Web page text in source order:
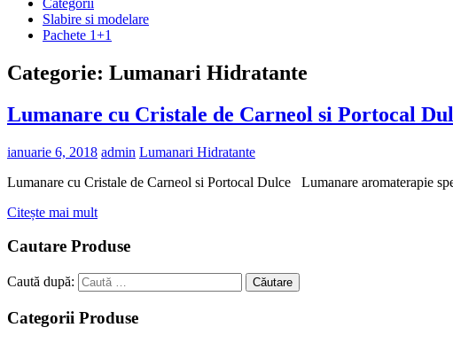
Categorii
Slabire si modelare
Pachete 1+1
Categorie: Lumanari Hidratante
Lumanare cu Cristale de Carneol si Portocal
ianuarie 6, 2018 admin Lumanari Hidratante
Lumanare cu Cristale de Carneol si Portocal Dulce Lumanare aromaterapie
Citește mai mult
Cautare Produse
Caută după: Căutare
Categorii Produse